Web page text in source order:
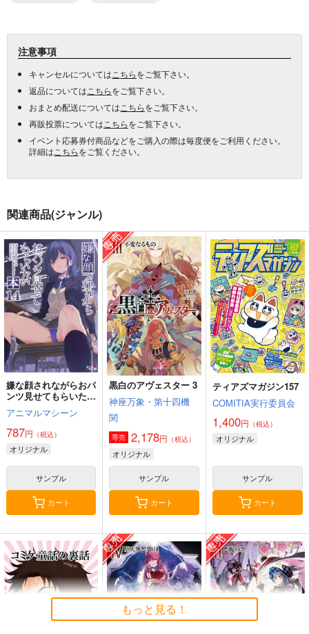
注意事項
キャンセルについては こちらをご覧下さい。
返品については こちらをご覧下さい。
おまとめ配送については こちらをご覧下さい。
再販投票については こちらをご覧下さい。
イベント応募券付商品などをご購入の際は毎度便をご利用ください。
詳細は こちらをご覧ください。
関連商品(ジャンル)
嫌な顔されながらおパ
ンツ見せてもらいたい
本14
アニマルマシーン
787円 （税込）
オリジナル
サンプル
カート
黒白のアヴェスター 3
神座万象・第十四機
関
専売 2,178円 （税込）
オリジナル
サンプル
カート
ティアズマガジン157
COMITIA実行委員会
1,400円 （税込）
オリジナル
サンプル
カート
もっと見る！